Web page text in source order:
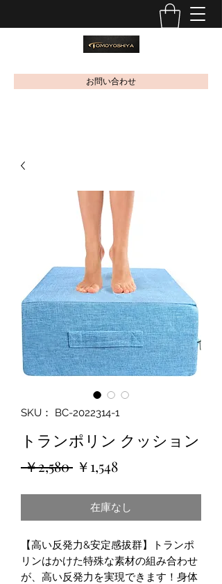
お問い合わせ
SKU： BC-2022314-1
トランポリン クッション
￥2,580 通￥1,548セ
ル
格
在庫なし
【高い反発力&安定感拔群】トランポ
リンはかけた特殊な素材の組み合わせ
が、高い反発力を実現できます！身体